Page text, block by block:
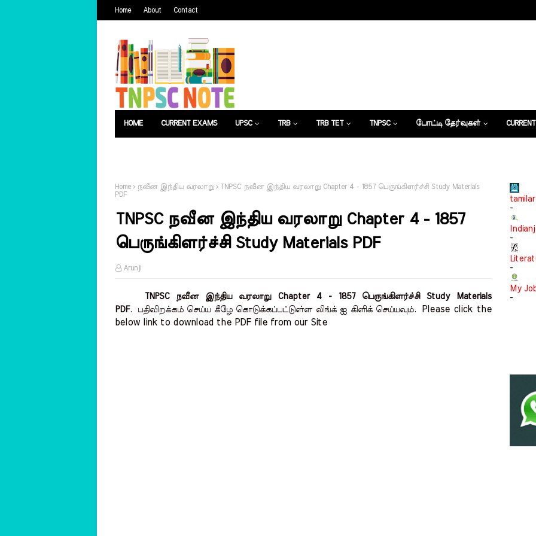
Home About Contact
HOME CURRENT EXAMS UPSC TRB TRB TET TNPSC போட்டி தேர்வுகள்
Home நவீன இந்திய வரலாறு
TNPSC நவீன இந்திய வரலாறு Chapter 4 - 1857 பெருங்கிளர்ச்சி Study Materials
PDF
TNPSC நவீன இந்திய வரலாறு Chapter 4 - 1857
பெருங்கிளர்ச்சி Study Materials PDF
Arunji
TNPSC நவீன இந்திய வரலாறு Chapter 4 - 1857 பெருங்கிளர்ச்சி Study Materials
PDF. பதிவிறக்கம் செய்ய கீழே கொடுக்கப்பட்டுள்ள லிங்க் ஐ கிளிக் செய்யவும்.
Please click the
below link to download the PDF file from our Site
-
-
-
My
-